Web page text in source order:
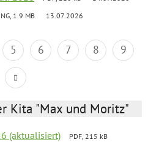
1.9 MB 13.07.2026
5 6 7 8
9
Kita "Max und Moritz"
(aktualisiert)
PDF, 215 kB